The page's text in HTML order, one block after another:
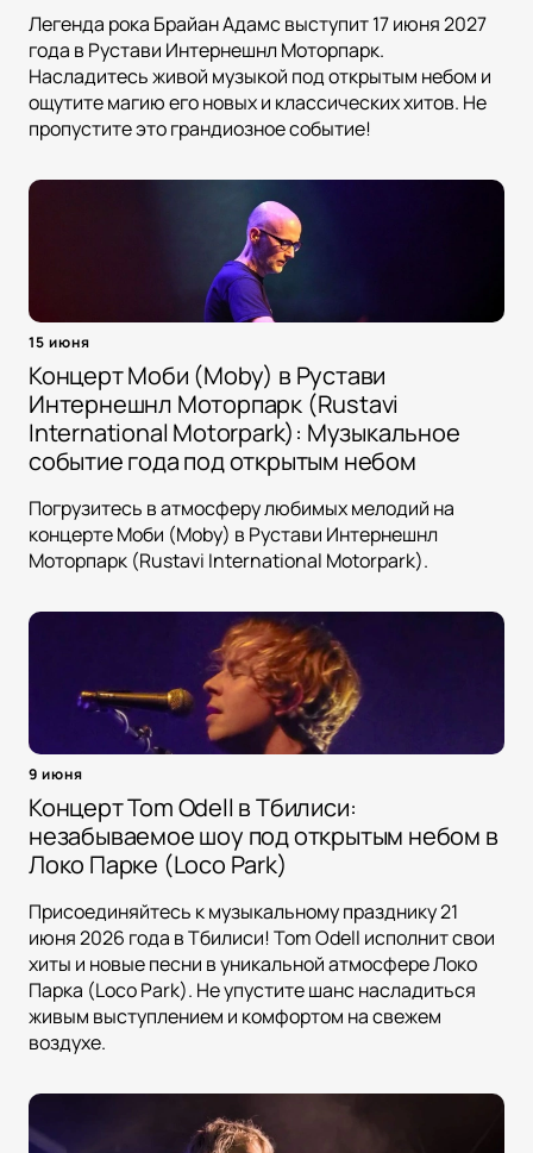
Легенда рока Брайан Адамс выступит 17 июня 2027
года в Рустави Интернешнл Моторпарк.
Насладитесь живой музыкой под открытым небом и
ощутите магию его новых и классических хитов. Не
пропустите это грандиозное событие!
15 июня
Концерт Моби (Moby) в Рустави
Интернешнл Моторпарк (Rustavi
International Motorpark): Музыкальное
событие года под открытым небом
Погрузитесь в атмосферу любимых мелодий на
концерте Моби (Moby) в Рустави Интернешнл
Моторпарк (Rustavi International Motorpark).
9 июня
Концерт Tom Odell в Тбилиси:
незабываемое шоу под открытым небом в
Локо Парке (Loco Park)
Присоединяйтесь к музыкальному празднику 21
июня 2026 года в Тбилиси! Tom Odell исполнит свои
хиты и новые песни в уникальной атмосфере Локо
Парка (Loco Park). Не упустите шанс насладиться
живым выступлением и комфортом на свежем
воздухе.